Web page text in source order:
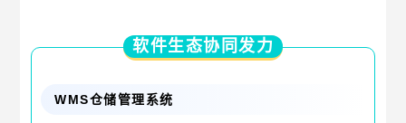
软件生态协同发力
WMS仓储管理系统